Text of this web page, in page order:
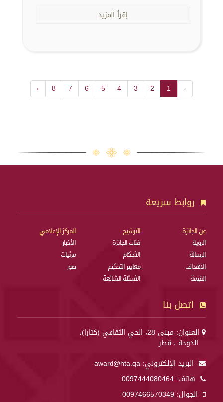
إقرأ المزيد
‹
1
2
3
4
5
6
7
8
›
روابط سريعة
عن الجائزة
الرؤية
الرسالة
الأهداف
القيمة
الترشيح
فئات الجائزة
الأحكام
معايير التحكيم
الأسئلة الشائعة
المركز الإعلامي
الأخبار
مرئيات
صور
اتصل بنا
العنوان: مبنى 28، الحي الثقافي (كتارا)،
الدوحة ، قطر
البريد الإلكتروني: award@hta.qa
هاتف: 0097444080464
الجوال: 0097466570349